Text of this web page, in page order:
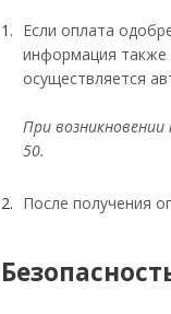
Если оплата
информация также
осуществляется
При
50.
После получения